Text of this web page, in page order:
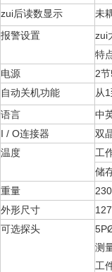
zui后读数显示
未
报警设置
zui
特
电源
2
自动关机功能
从
语言
中
I / O连接器
双
温度
工
储
重量
外形尺寸
可选探头
测
工